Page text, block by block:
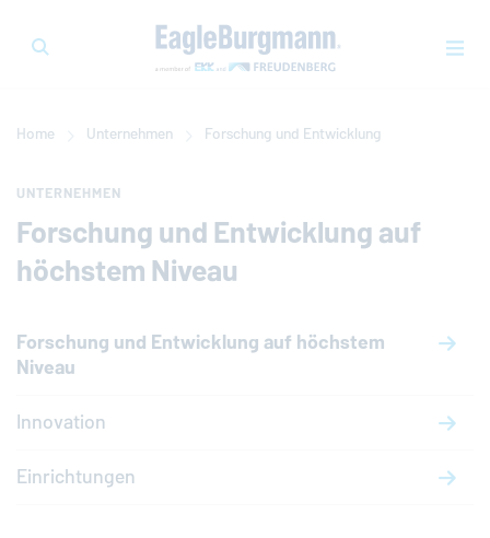
Home Unternehmen Forschung und Entwicklung
UNTERNEHMEN
Forschung und Entwicklung auf
höchstem Niveau
Forschung und Entwicklung auf höchstem
Niveau
Innovation
Einrichtungen